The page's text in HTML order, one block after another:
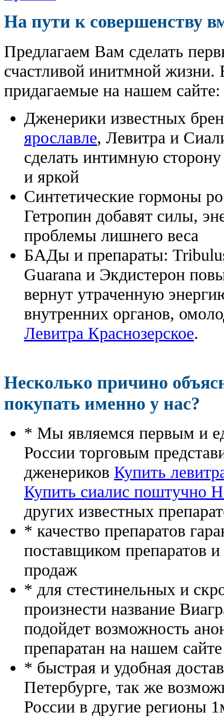
На пути к совершенству
Предлагаем Вам сделать
счастливой инитмной жизни.
придагаемые на нашем сайте:
Дженерики известных
ярославле, Левитра и
сделать интимную
и яркой
Синтетические гормоны
Гетропин добавят силы,
проблемы лишнего веса
БАДы и препараты:
Guarana и Экдистерон
вернут утраченную
внутренних органов,
Левитра Краснозерское.
Несколько причино
покупать именно у нас?
* Мы являемся первым и
России торговым
дженериков Купить
Купить сиалис поштучно
других известных
* качество препаратов
поставщиком препаратов
продаж
* для стестинельных и
произнести название
подойдет возможность
препаратан на нашем
* быстрая и удобная
Петербурге, так же
России в другие регионы